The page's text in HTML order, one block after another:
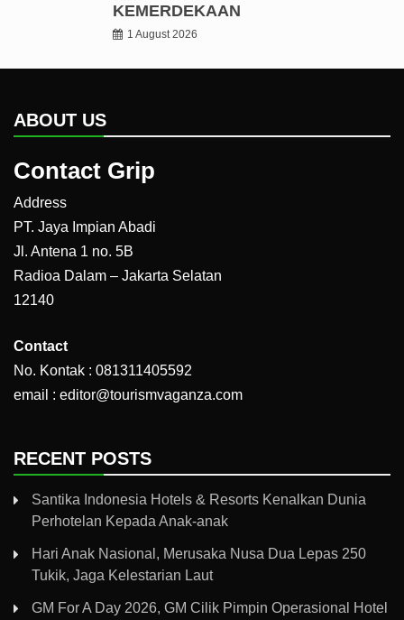
KEMERDEKAAN
1 August 2026
ABOUT US
Contact Grip
Address
PT. Jaya Impian Abadi
Jl. Antena 1 no. 5B
Radioa Dalam – Jakarta Selatan
12140
Contact
No. Kontak : 081311405592
email : editor@tourismvaganza.com
RECENT POSTS
Santika Indonesia Hotels & Resorts Kenalkan Dunia
Perhotelan Kepada Anak-anak
Hari Anak Nasional, Merusaka Nusa Dua Lepas 250
Tukik, Jaga Kelestarian Laut
GM For A Day 2026, GM Cilik Pimpin Operasional Hotel